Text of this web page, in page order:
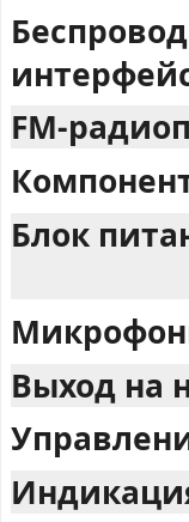
FM-
Блок
Выход на